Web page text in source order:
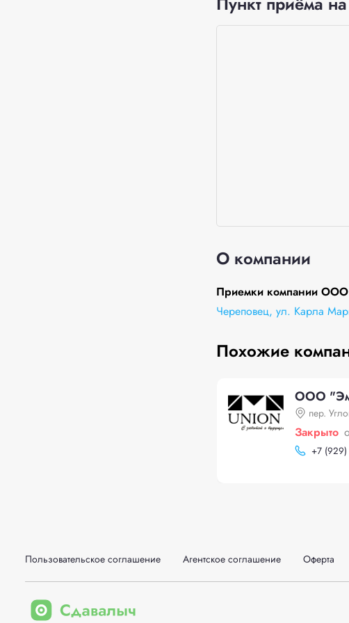
О компании
Приемки компании ООО
Череповец, ул. Карла
Похожие
ООО
пер.
Закрыто
+7 (929)
Пользовательское соглашение Агентское соглашение Оферта